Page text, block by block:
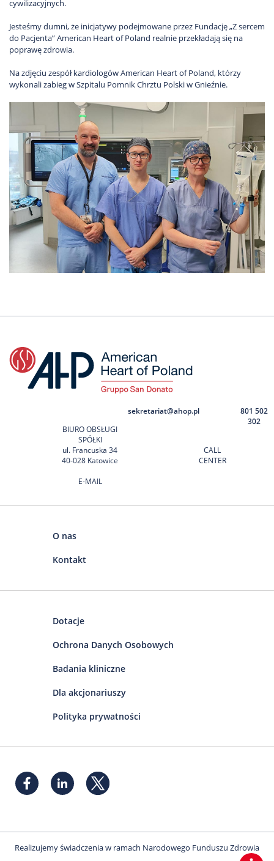
cywilizacyjnych.
Jesteśmy dumni, że inicjatywy podejmowane przez Fundację „Z sercem
do Pacjenta” American Heart of Poland realnie przekładają się na
poprawę zdrowia.
Na zdjęciu zespół kardiologów American Heart of Poland, którzy
wykonali zabieg w Szpitalu Pomnik Chrztu Polski w Gnieźnie.
BIURO OBSŁUGI
SPÓŁKI
ul. Francuska 34
40-028 Katowice
E-MAIL
sekretariat@ahop.pl
CALL
CENTER
801 502
302
O nas
Kontakt
Dotacje
Ochrona Danych Osobowych
Badania kliniczne
Dla akcjonariuszy
Polityka prywatności
Realizujemy świadczenia w ramach Narodowego Funduszu Zdrowia